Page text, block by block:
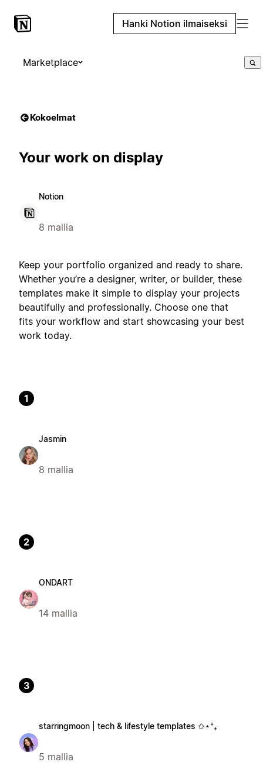
Hanki Notion ilmaiseksi
Marketplace
Kokoelmat
Your work on display
Notion
8 mallia
Keep your portfolio organized and ready to share.
Whether you’re a designer, writer, or builder, these
templates make it simple to display your projects
beautifully and professionally. Choose one that
fits your workflow and start showcasing your best
work today.
1
Jasmin
8 mallia
2
ONDART
14 mallia
3
starringmoon | tech & lifestyle templates ✩⋆⁺₊
5 mallia